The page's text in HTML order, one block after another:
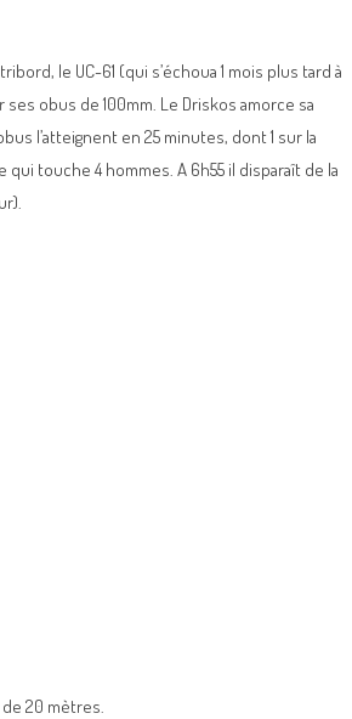
le UC-61 (qui s’échoua 1 mois plus tard à
obus de 100mm. Le Driskos amorce sa
l’atteignent en 25 minutes, dont 1 sur la
qui touche 4 hommes. A 6h55 il disparaît de la
20 mètres.